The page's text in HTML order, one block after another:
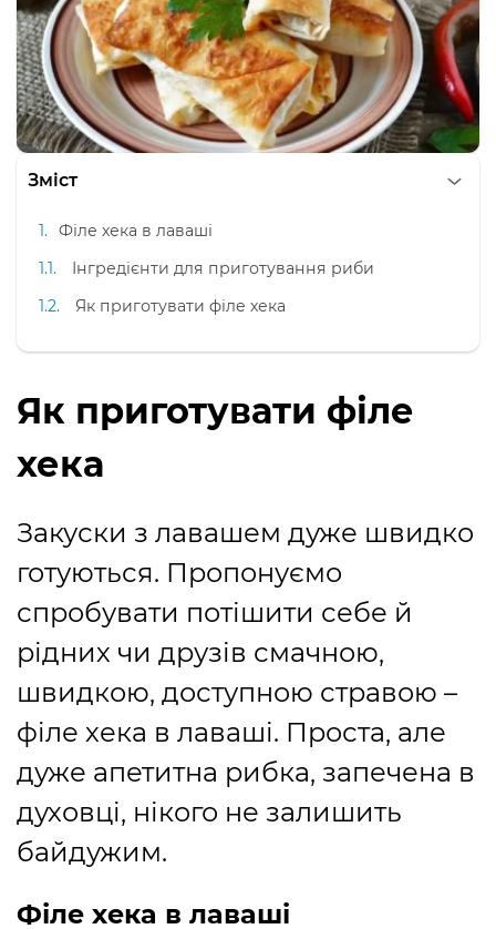
Зміст
Філе хека в лаваші
Інгредієнти для приготування риби
Як приготувати філе хека
Як приготувати філе
хека
Закуски з лавашем дуже швидко
готуються. Пропонуємо
спробувати потішити себе й
рідних чи друзів смачною,
швидкою, доступною стравою –
філе хека в лаваші. Проста, але
дуже апетитна рибка, запечена в
духовці, нікого не залишить
байдужим.
Філе хека в лаваші